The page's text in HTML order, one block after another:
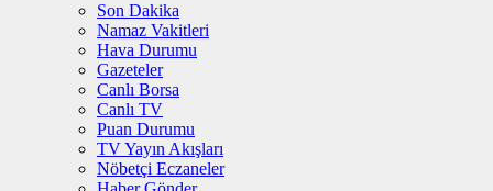
Son Dakika
Namaz Vakitleri
Hava Durumu
Gazeteler
Canlı Borsa
Canlı TV
Puan Durumu
TV Yayın Akışları
Nöbetçi Eczaneler